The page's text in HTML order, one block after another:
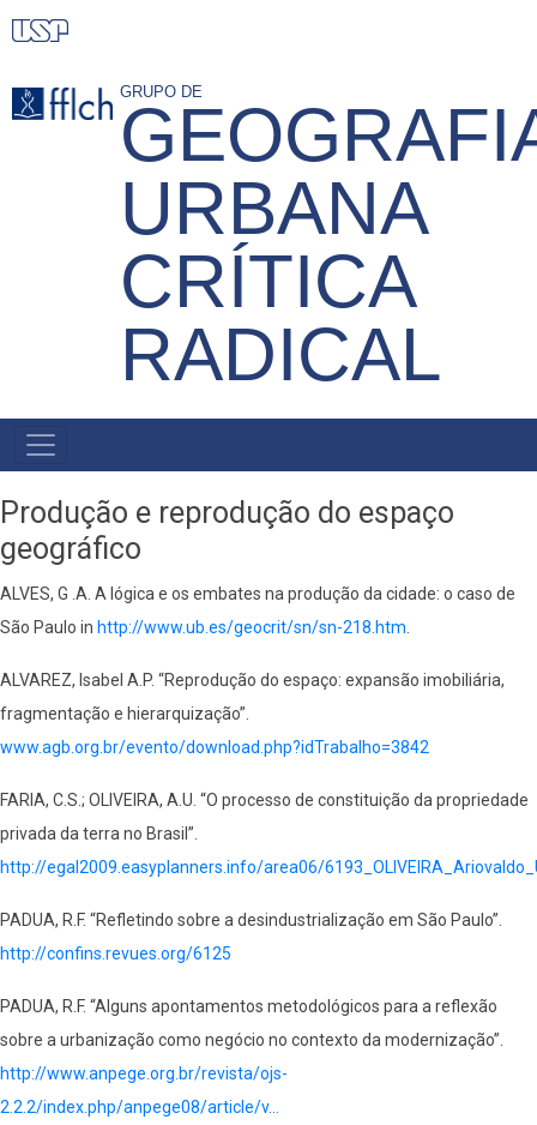
Pular
conteúdo
GRUPO DE
URBANA
CRÍTICA
RADICAL
MENU
PRIMÁRIO
Produção e reprodução do espaço
geográfico
ALVES, G .A. A lógica e os embates na produção da cidade: o caso de
São Paulo in http://www.ub.es/geocrit/sn/sn-218.htm
ALVAREZ, Isabel A.P. “Reprodução do espaço: expansão imobiliária,
fragmentação e hierarquização”.
www.agb.org.br/evento/download.php?idTrabalho=3842
FARIA, C.S.; OLIVEIRA, A.U. “O processo de constituição da propriedade
privada da terra no Brasil”.
http://egal2009.easyplanners.info/area06/
PADUA, R.F. “Refletindo sobre a desindustrialização em São Paulo”.
http://confins.revues.org/6125
PADUA, R.F. “Alguns apontamentos metodológicos para a reflexão
sobre a urbanização como negócio no contexto da modernização”.
http://www.anpege.org.br/revista/ojs-
2.2.2/index.php/anpege08/article/v…